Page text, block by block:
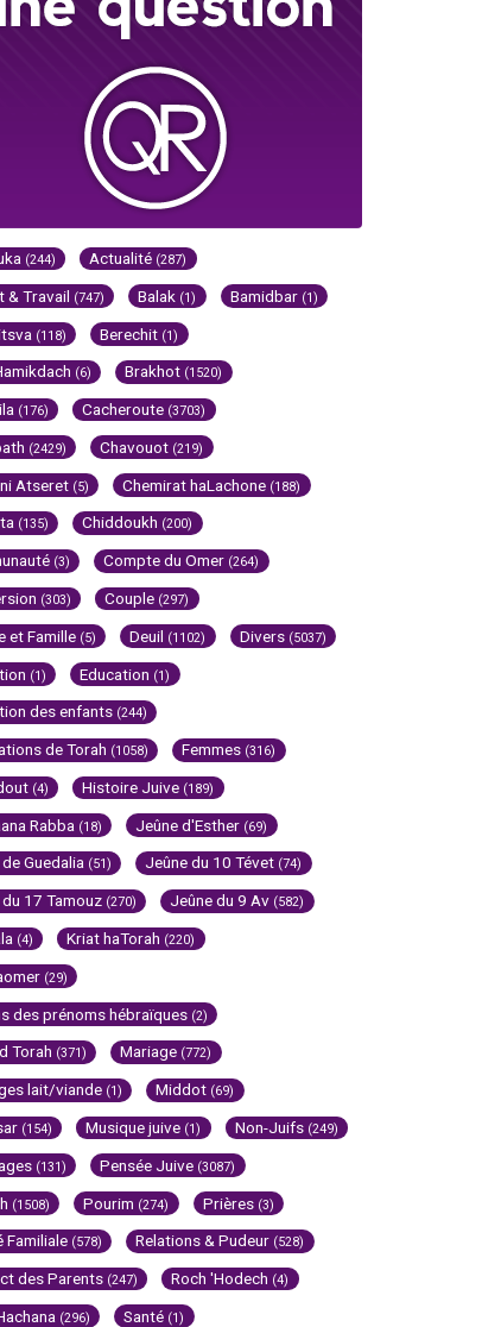
(244) Actualité (287)
& Travail (747) Balak (1) Bamidbar (1)
(118) Berechit (1)
(6) Brakhot (1520)
(176) Cacheroute (3703)
(2429) Chavouot (219)
Atseret (5) Chemirat haLachone (188)
(135) Chiddoukh (200)
(3) Compte du Omer (264)
(303) Couple (297)
et Famille (5) Deuil (1102) Divers (5037)
(1) Education (1)
des enfants (244)
de Torah (1058) Femmes (316)
(4) Histoire Juive (189)
Rabba (18) Jeûne d'Esther (69)
Guedalia (51) Jeûne du 10 Tévet (74)
17 Tamouz (270) Jeûne du 9 Av (582)
(4) Kriat haTorah (220)
(29)
des prénoms hébraïques (2)
Torah (371) Mariage (772)
lait/viande (1) Middot (69)
(154) Musique juive (1) Non-Juifs (249)
(131) Pensée Juive (3087)
(1508) Pourim (274) Prières (3)
Familiale (578) Relations & Pudeur (528)
des Parents (247) Roch 'Hodech (4)
(296) Santé (1)